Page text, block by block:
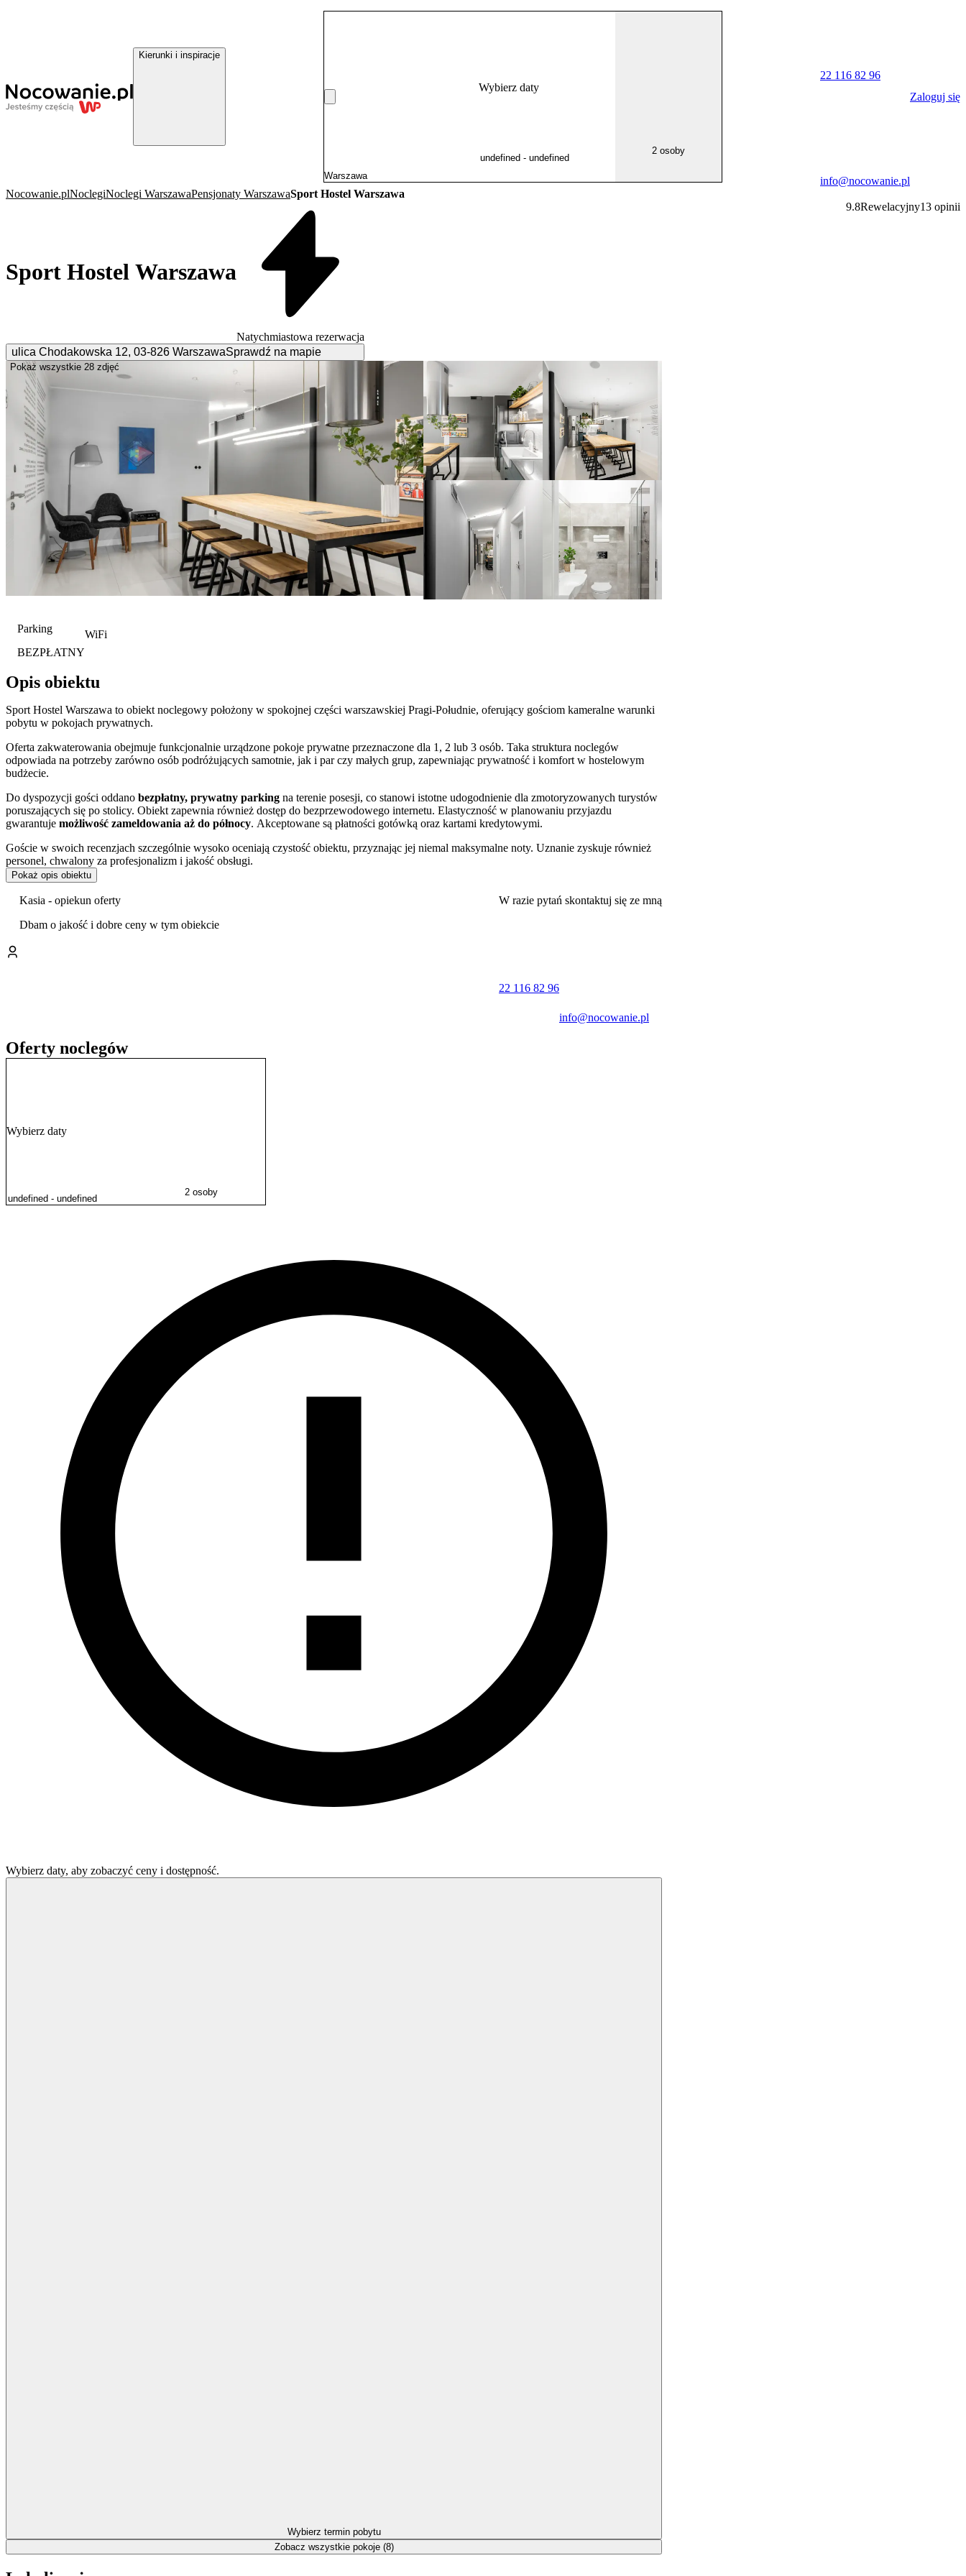
Kierunki i inspiracje
Wybierz daty
2 osoby
22 116 82 96
info@nocowanie.pl
Zaloguj się
Nocowanie.plNoclegiNoclegi WarszawaPensjonaty WarszawaSport Hostel Warszawa
Sport Hostel Warszawa
Natychmiastowa rezerwacja
ulica Chodakowska 12, 03-826 WarszawaSprawdź na mapie
9.8Rewelacyjny13 opinii
Pokaż wszystkie 28 zdjęć
Parking
BEZPŁATNY
WiFi
Opis obiektu
Sport Hostel Warszawa to obiekt noclegowy położony w spokojnej części warszawskiej Pragi-Południe, oferujący gościom kameralne warunki
pobytu w pokojach prywatnych.
Oferta zakwaterowania obejmuje funkcjonalnie urządzone pokoje prywatne przeznaczone dla 1, 2 lub 3 osób. Taka struktura noclegów
odpowiada na potrzeby zarówno osób podróżujących samotnie, jak i par czy małych grup, zapewniając prywatność i komfort w hostelowym
budżecie.
Do dyspozycji gości oddano bezpłatny, prywatny parking na terenie posesji, co stanowi istotne udogodnienie dla zmotoryzowanych turystów
poruszających się po stolicy. Obiekt zapewnia również dostęp do bezprzewodowego internetu. Elastyczność w planowaniu przyjazdu
gwarantuje możliwość zameldowania aż do północy. Akceptowane są płatności gotówką oraz kartami kredytowymi.
Goście w swoich recenzjach szczególnie wysoko oceniają czystość obiektu, przyznając jej niemal maksymalne noty. Uznanie zyskuje również
personel, chwalony za profesjonalizm i jakość obsługi.
Hostel zlokalizowany jest przy ulicy Chodakowskiej, w dobrze skomunikowanej części Pragi-Południe. Położenie to pozwala na łatwe dotarcie
do centrum miasta, a jednocześnie zapewnia odpoczynek od wielkomiejskiego zgiełku. W bezpośrednim sąsiedztwie znajduje sięPGE
się tak znane miejsca jak Pałac Kultury i Nauki czy Zamek Królewski. Turyści zainteresowani historią docenią bliskość
Warszawskiego
Pokaż opis obiektu
Kasia - opiekun oferty
Dbam o jakość i dobre ceny w tym obiekcie
W razie pytań skontaktuj się ze mną
22 116 82 96
info@nocowanie.pl
Oferty noclegów
Wybierz daty
2 osoby
Wybierz daty, aby zobaczyć ceny i dostępność.
Wybierz termin pobytu
Zobacz wszystkie pokoje (8)